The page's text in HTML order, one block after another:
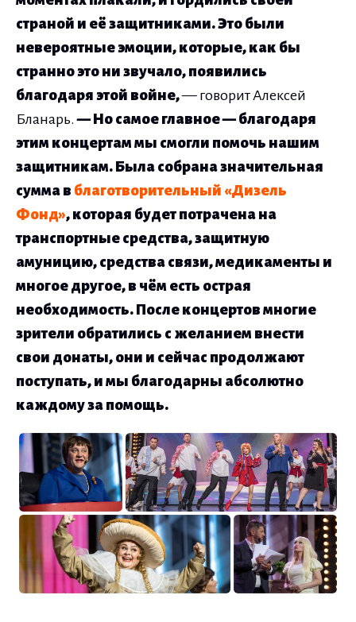
страной и её защитниками. Это были
невероятные эмоции, которые, как бы
странно это ни звучало, появились
благодаря этой войне,— говорит Алексей
Бланарь.— Но самое главное — благодаря
этим концертам мы смогли помочь нашим
защитникам. Была собрана значительная
сумма в благотворительный «Дизель
Фонд», которая будет потрачена на
транспортные средства, защитную
амуницию, средства связи, медикаменты и
многое другое, в чём есть острая
необходимость. После концертов многие
зрители обратились с желанием внести
свои донаты, они и сейчас продолжают
поступать, и мы благодарны абсолютно
каждому за помощь.